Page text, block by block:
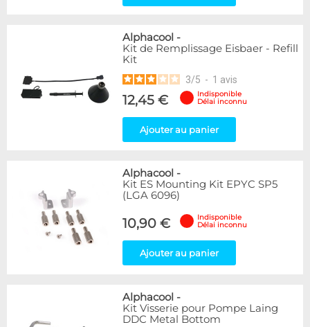
Alphacool -
Kit de Remplissage Eisbaer - Refill
Kit
3/5 - 1 avis
12,45 €
Indisponible
Délai inconnu
Ajouter au panier
Alphacool -
Kit ES Mounting Kit EPYC SP5
(LGA 6096)
10,90 €
Indisponible
Délai inconnu
Ajouter au panier
Alphacool -
Kit Visserie pour Pompe Laing
DDC Metal Bottom